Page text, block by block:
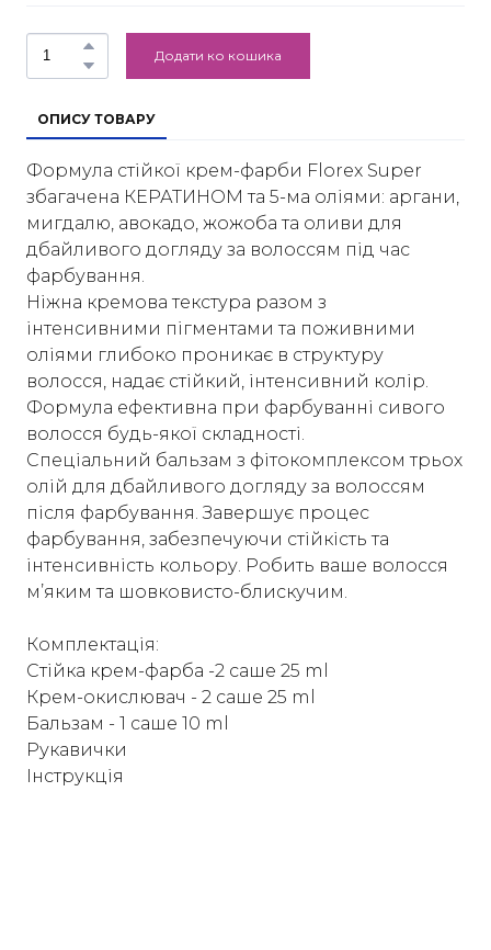
Додати ко кошика
ОПИСУ ТОВАРУ
Формула стійкої крем-фарби Florex Super
збагачена КЕРАТИНОМ та 5-ма оліями: аргани,
мигдалю, авокадо, жожоба та оливи для
дбайливого догляду за волоссям під час
фарбування.
Ніжна кремова текстура разом з
інтенсивними пігментами та поживними
оліями глибоко проникає в структуру
волосся, надає стійкий, інтенсивний колір.
Формула ефективна при фарбуванні сивого
волосся будь-якої складності.
Спеціальний бальзам з фітокомплексом трьох
олій для дбайливого догляду за волоссям
після фарбування. Завершує процес
фарбування, забезпечуючи стійкість та
інтенсивність кольору. Робить ваше волосся
м’яким та шовковисто-блискучим.
Комплектація:
Стійка крем-фарба -2 саше 25 ml
Крем-окислювач - 2 саше 25 ml
Бальзам - 1 саше 10 ml
Рукавички
Інструкція